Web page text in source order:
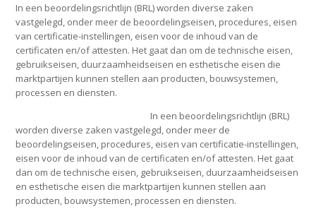
In een beoordelingsrichtlijn (BRL) worden diverse zaken
vastgelegd, onder meer de beoordelingseisen, procedures, eisen
van certificatie-instellingen, eisen voor de inhoud van de
certificaten en/of attesten. Het gaat dan om de technische eisen,
gebruikseisen, duurzaamheidseisen en esthetische eisen die
marktpartijen kunnen stellen aan producten, bouwsystemen,
processen en diensten.
In een beoordelingsrichtlijn (BRL)
worden diverse zaken vastgelegd, onder meer de
beoordelingseisen, procedures, eisen van certificatie-instellingen,
eisen voor de inhoud van de certificaten en/of attesten. Het gaat
dan om de technische eisen, gebruikseisen, duurzaamheidseisen
en esthetische eisen die marktpartijen kunnen stellen aan
producten, bouwsystemen, processen en diensten.